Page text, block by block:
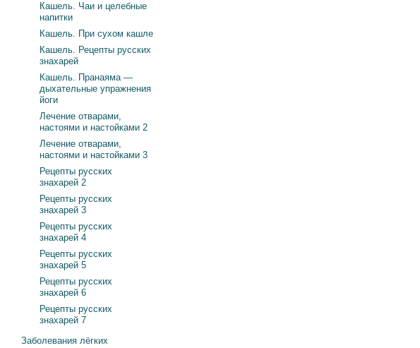
Кашель. Чаи и целебные
напитки
Кашель. При сухом кашле
Кашель. Рецепты русских
знахарей
Кашель. Пранаяма —
дыхательные упражнения
йоги
Лечение отварами,
настоями и настойками 2
Лечение отварами,
настоями и настойками 3
Рецепты русских
знахарей 2
Рецепты русских
знахарей 3
Рецепты русских
знахарей 4
Рецепты русских
знахарей 5
Рецепты русских
знахарей 6
Рецепты русских
знахарей 7
Заболевания лёгких